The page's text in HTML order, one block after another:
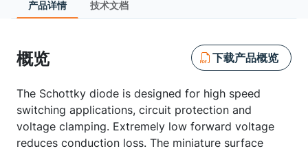
产品详情 技术文档
概览 下载产品概览
The Schottky diode is designed for high speed
switching applications, circuit protection and
voltage clamping. Extremely low forward voltage
reduces conduction loss. The miniature surface